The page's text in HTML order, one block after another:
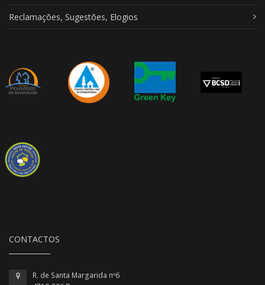
Reclamações, Sugestões, Elogios
CONTACTOS
R. de Santa Margarida nº6